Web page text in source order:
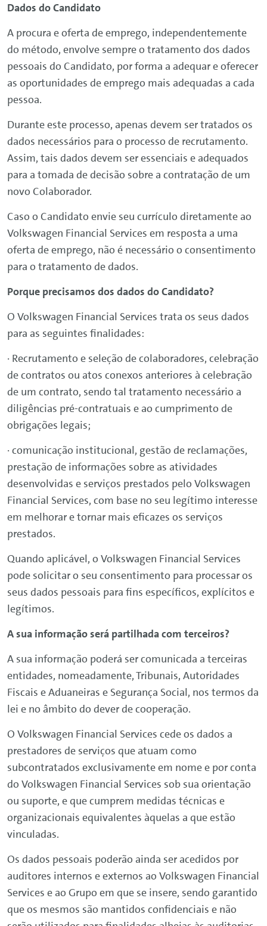
Dados do Candidato
A procura e oferta de emprego, independentemente
do método, envolve sempre o tratamento dos dados
pessoais do Candidato, por forma a adequar e oferecer
as oportunidades de emprego mais adequadas a cada
pessoa.
Durante este processo, apenas devem ser tratados os
dados necessários para o processo de recrutamento.
Assim, tais dados devem ser essenciais e adequados
para a tomada de decisão sobre a contratação de um
novo Colaborador.
Caso o Candidato envie seu currículo diretamente ao
Volkswagen Financial Services em resposta a uma
oferta de emprego, não é necessário o consentimento
para o tratamento de dados.
Porque precisamos dos dados do Candidato?
O Volkswagen Financial Services trata os seus dados
para as seguintes finalidades:
· Recrutamento e seleção de colaboradores, celebração
de contratos ou atos conexos anteriores à celebração
de um contrato, sendo tal tratamento necessário a
diligências pré-contratuais e ao cumprimento de
obrigações legais;
· comunicação institucional, gestão de reclamações,
prestação de informações sobre as atividades
desenvolvidas e serviços prestados pelo Volkswagen
Financial Services, com base no seu legítimo interesse
em melhorar e tornar mais eficazes os serviços
prestados.
Quando aplicável, o Volkswagen Financial Services
pode solicitar o seu consentimento para processar os
seus dados pessoais para fins específicos, explícitos e
legítimos.
A sua informação será partilhada com terceiros?
A sua informação poderá ser comunicada a terceiras
entidades, nomeadamente, Tribunais, Autoridades
Fiscais e Aduaneiras e Segurança Social, nos termos da
lei e no âmbito do dever de cooperação.
O Volkswagen Financial Services cede os dados a
prestadores de serviços que atuam como
subcontratados exclusivamente em nome e por conta
do Volkswagen Financial Services sob sua orientação
ou suporte, e que cumprem medidas técnicas e
organizacionais equivalentes àquelas a que estão
vinculadas.
Os dados pessoais poderão ainda ser acedidos por
auditores internos e externos ao Volkswagen Financial
Services e ao Grupo em que se insere, sendo garantido
que os mesmos são mantidos confidenciais e não